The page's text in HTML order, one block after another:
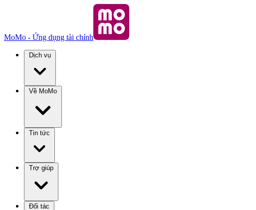
MoMo - Ứng dụng tài chính
Dịch vụ
Về MoMo
Tin tức
Trợ giúp
Đối tác